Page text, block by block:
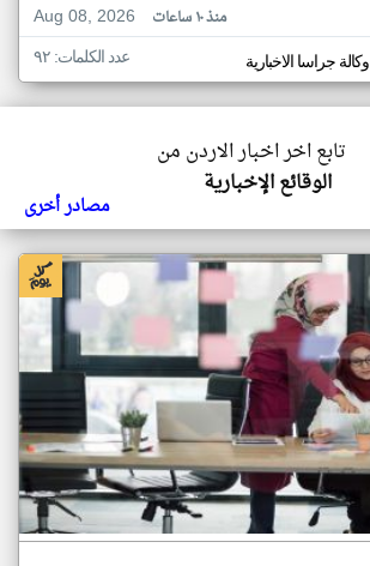
Aug 08, 2026
منذ ١٠ ساعات
وكالة جراسا الاخبارية عدد الكلمات: ٩٢
تابع اخر اخبار الاردن من
الوقائع الإخبارية
مصادر أخرى